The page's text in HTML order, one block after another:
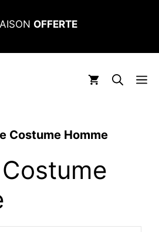
OFFERTE
Costume Homme